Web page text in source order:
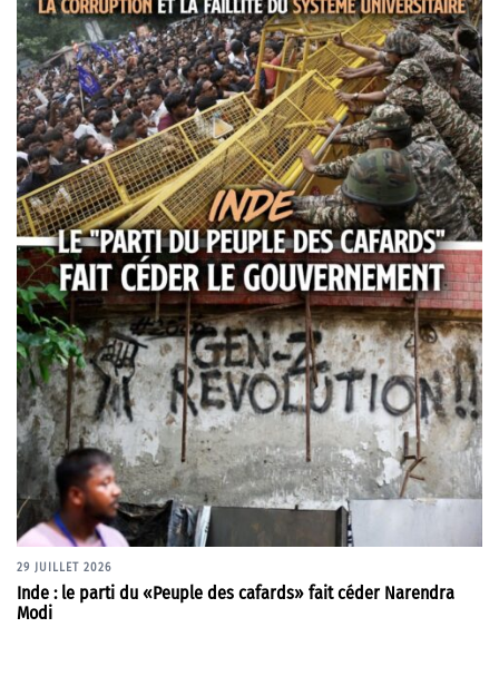
29 JUILLET 2026
Inde : le parti du «Peuple des cafards» fait céder Narendra
Modi